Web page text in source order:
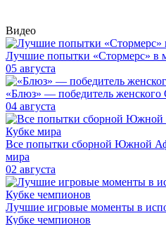
Видео
Лучшие попытки «Стормерс» в
05 августа
«Блюз» — победитель женского
04 августа
Все попытки сборной Южной
мира
02 августа
Лучшие игровые моменты в
Кубке чемпионов